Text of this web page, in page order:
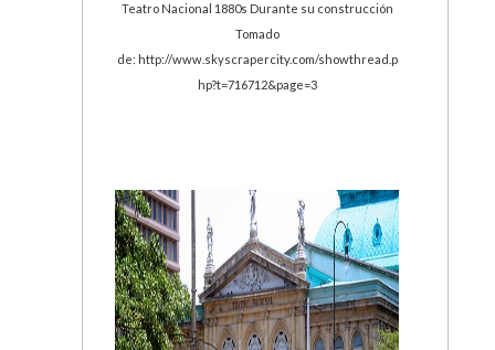
Teatro Nacional 1880s Durante su construcción
Tomado
de: http://www.skyscrapercity.com/showthread.p
hp?t=716712&page=3